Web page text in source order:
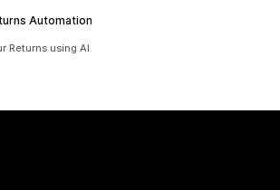
Automation
Returns using AI